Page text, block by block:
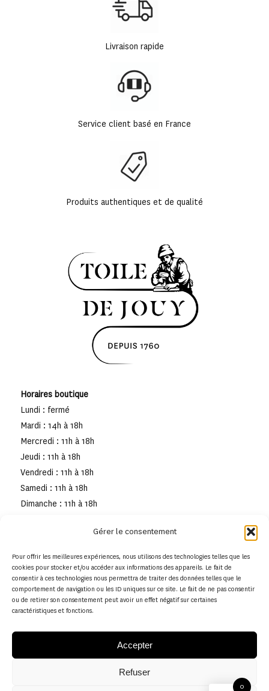
Gérer le consentement
Pour offrir les meilleures expériences, nous utilisons des technologies telles que les
cookies pour stocker et/ou accéder aux informations des appareils. Le fait de
consentir à ces technologies nous permettra de traiter des données telles que le
comportement de navigation ou les ID uniques sur ce site. Le fait de ne pas consentir
ou de retirer son consentement peut avoir un effet négatif sur certaines
caractéristiques et fonctions.
Accepter
Refuser
Livraison rapide
Service client basé en France
Produits authentiques et de qualité
Horaires boutique
Lundi : fermé
Mardi : 14h à 18h
Mercredi : 11h à 18h
Jeudi : 11h à 18h
Vendredi : 11h à 18h
Samedi : 11h à 18h
Dimanche : 11h à 18h
0